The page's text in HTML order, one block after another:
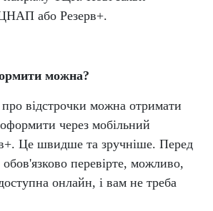
або Резерв+.
можна?
відстрочки можна отримати
через мобільний
Це швидше та зручніше. Перед
перевірте, можливо,
онлайн, і вам не треба